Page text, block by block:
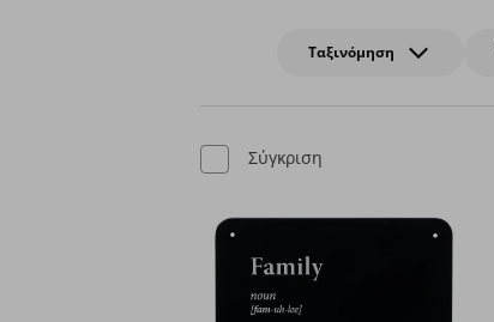
Ταξινόμηση
Σύγκριση